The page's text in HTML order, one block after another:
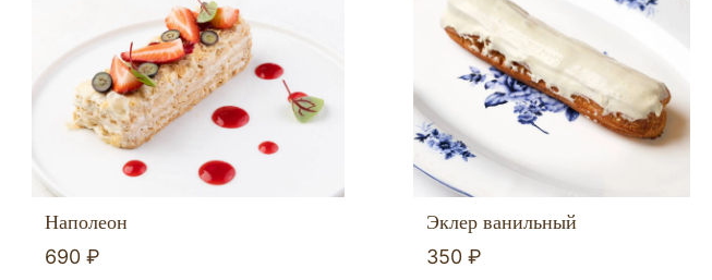
Наполеон
690 ₽
Эклер ванильный
350 ₽